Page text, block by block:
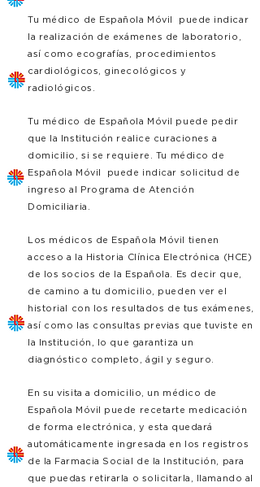
Tu médico de Española Móvil puede indicar
la realización de exámenes de laboratorio,
así como ecografías, procedimientos
cardiológicos, ginecológicos y
radiológicos.
Tu médico de Española Móvil puede pedir
que la Institución realice curaciones a
domicilio, si se requiere. Tu médico de
Española Móvil puede indicar solicitud de
ingreso al Programa de Atención
Domiciliaria.
Los médicos de Española Móvil tienen
acceso a la Historia Clínica Electrónica (HCE)
de los socios de la Española. Es decir que,
de camino a tu domicilio, pueden ver el
historial con los resultados de tus exámenes,
así como las consultas previas que tuviste en
la Institución, lo que garantiza un
diagnóstico completo, ágil y seguro.
En su visita a domicilio, un médico de
Española Móvil puede recetarte medicación
de forma electrónica, y esta quedará
automáticamente ingresada en los registros
de la Farmacia Social de la Institución, para
que puedas retirarla o solicitarla, llamando al